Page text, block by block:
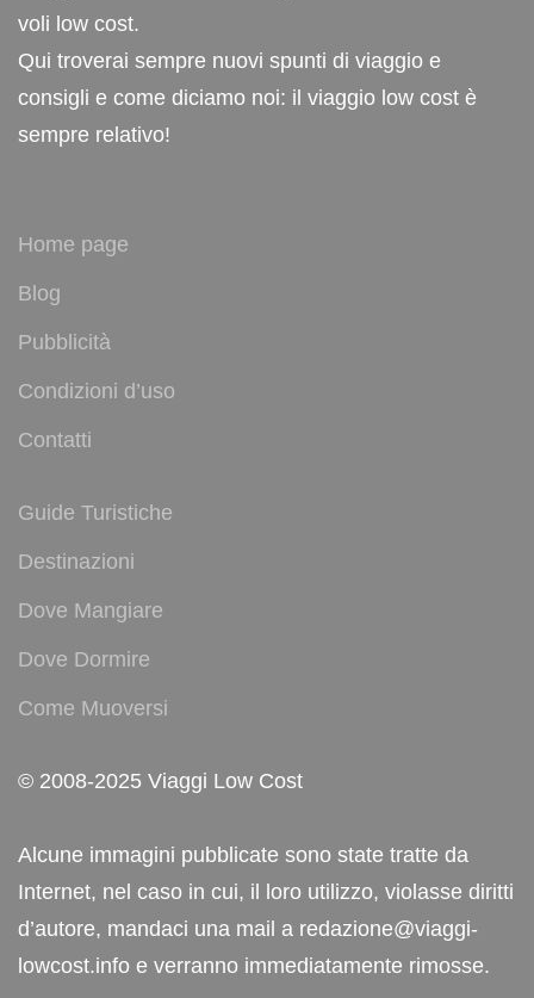
voli low cost.
Qui troverai sempre nuovi spunti di viaggio e
consigli e come diciamo noi: il viaggio low cost è
sempre relativo!
Home page
Blog
Pubblicità
Condizioni d’uso
Contatti
Guide Turistiche
Destinazioni
Dove Mangiare
Dove Dormire
Come Muoversi
© 2008-2025 Viaggi Low Cost
Alcune immagini pubblicate sono state tratte da
Internet, nel caso in cui, il loro utilizzo, violasse diritti
d’autore, mandaci una mail a redazione@viaggi-
lowcost.info e verranno immediatamente rimosse.